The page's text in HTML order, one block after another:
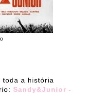
toda a história
Sandy&Junior -